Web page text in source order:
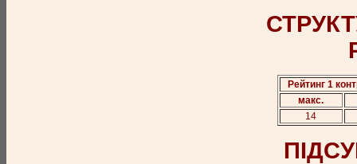
Рейтинг 1
макс.
14